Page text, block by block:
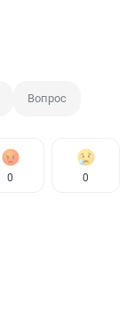
Вопрос
0 0